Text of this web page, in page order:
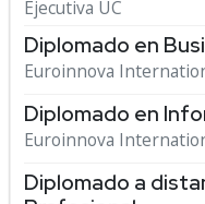
Ejecutiva UC
Diplomado en
Euroinnova
Diplomado en
Euroinnova
Diplomado a